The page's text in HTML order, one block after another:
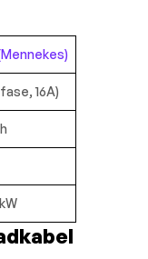
fase, 16A)